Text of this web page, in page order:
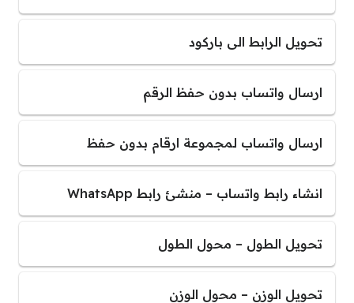
تحويل الرابط الى باركود
ارسال واتساب بدون حفظ الرقم
ارسال واتساب لمجموعة ارقام بدون حفظ
انشاء رابط واتساب – منشئ رابط WhatsApp
تحويل الطول – محول الطول
تحويل الوزن – محول الوزن